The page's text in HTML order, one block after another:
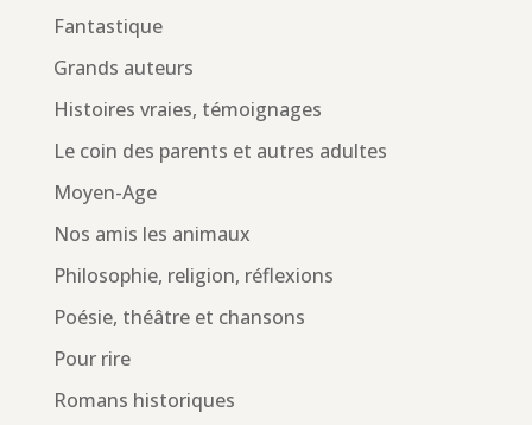
Fantastique
Grands auteurs
Histoires vraies, témoignages
Le coin des parents et autres adultes
Moyen-Age
Nos amis les animaux
Philosophie, religion, réflexions
Poésie, théâtre et chansons
Pour rire
Romans historiques